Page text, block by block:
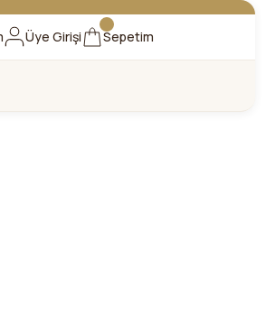
Üye Girişi Sepetim